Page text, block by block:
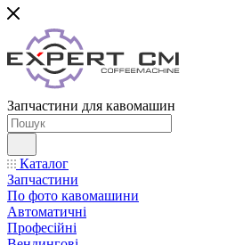
Запчастини для кавомашин
Каталог
Запчастини
По фото кавомашини
Автоматичні
Професійні